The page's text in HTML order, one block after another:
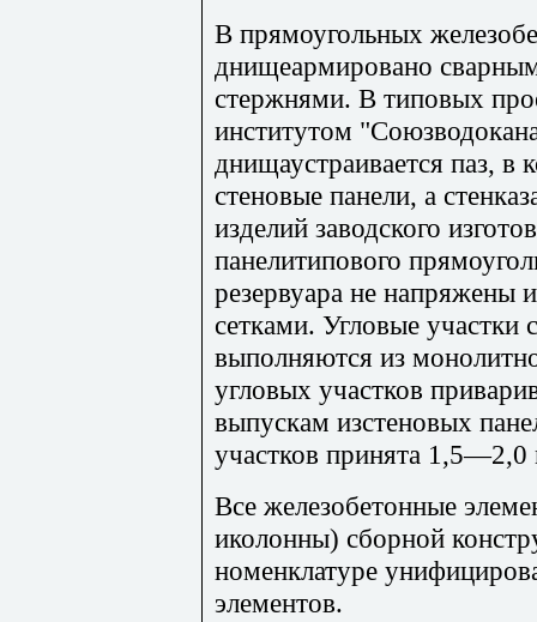
В прямоугольных
днищеармировано
стержнями. В типовых
институтом
днищаустраивается паз, в
стеновые панели, а
изделий заводского
панелитипового
резервуара не напряжены
сетками. Угловые участки
выполняются из
угловых участков
выпускам изстеновых
участков принята 1,5—2,0
Все железобетонные
иколонны) сборной
номенклатуре
элементов.